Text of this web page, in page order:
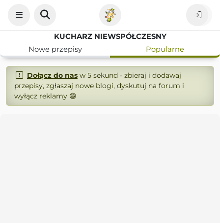
KUCHARZ NIEWSPÓŁCZESNY
Nowe przepisy
Popularne
Dołącz do nasw 5 sekund - zbieraj i dodawaj
przepisy, zgłaszaj nowe blogi, dyskutuj na forum i
wyłącz reklamy 😄